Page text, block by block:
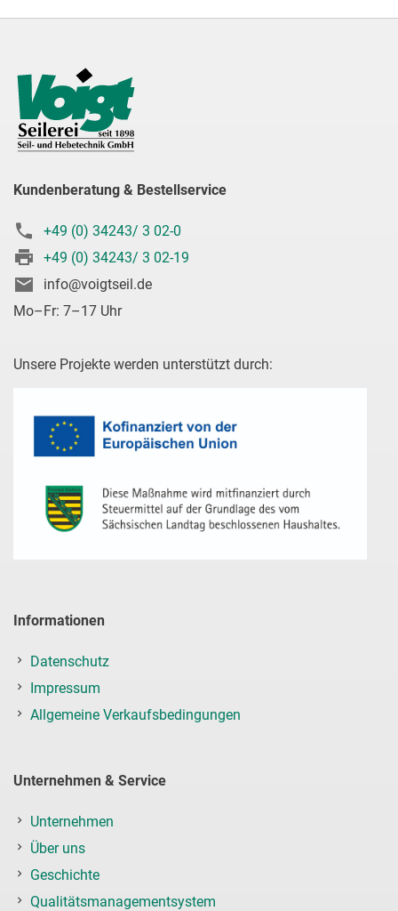
Kundenberatung & Bestellservice
+49 (0) 34243/ 3 02-0
+49 (0) 34243/ 3 02-19
info@voigtseil.de
Mo–Fr: 7–17 Uhr
Unsere Projekte werden unterstützt durch:
Informationen
Datenschutz
Impressum
Allgemeine Verkaufsbedingungen
Unternehmen & Service
Unternehmen
Über uns
Geschichte
Qualitätsmanagementsystem